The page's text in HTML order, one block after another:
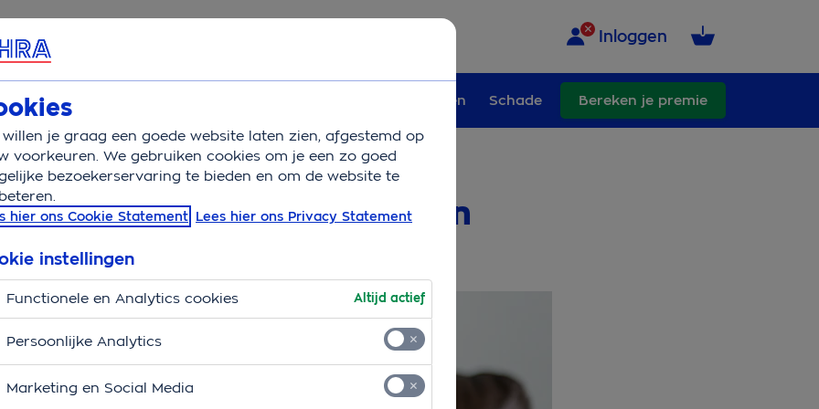
& Contact Inloggen
Verhuizen Schade Bereken je premie
blue monday
Houd de blues buiten
willen je graag een goede website laten zien, afgestemd op
voorkeuren. We gebruiken cookies om je een zo goed
bezoekerservaring te bieden en om de website te
hier ons Cookie Statement Lees hier ons Privacy Statement
instellingen
Functionele en Analytics cookies Altijd actief
Persoonlijke Analytics
Marketing en Social Media